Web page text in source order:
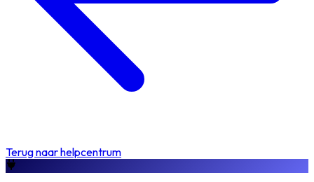
Terug naar helpcentrum